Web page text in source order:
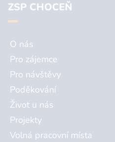
ZSP CHOCEŇ
O nás
Pro zájemce
Pro návštěvy
Poděkování
Život u nás
Projekty
Volná pracovní místa